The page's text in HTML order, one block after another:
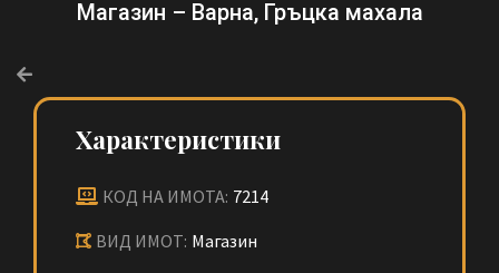
Магазин – Варна, Гръцка махала
Характеристики
КОД НА ИМОТА: 7214
ВИД ИМОТ: Магазин